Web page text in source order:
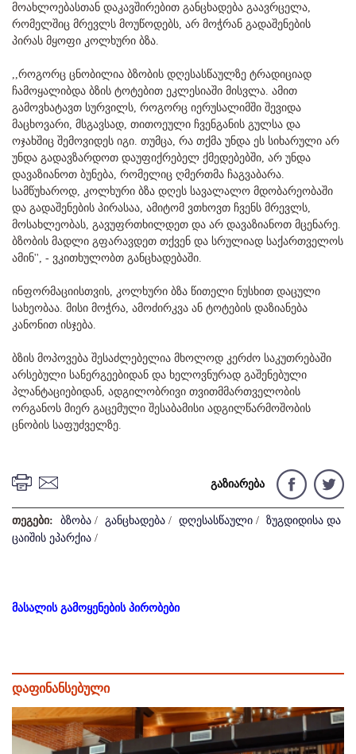
მოახლოებასთან დაკავშირებით განცხადება გაავრცელა,
რომელშიც მრევლს მოუწოდებს, არ მოჭრან გადაშენების
პირას მყოფი კოლხური ბზა.
,,როგორც ცნობილია ბზობის დღესასწაულზე ტრადიციად
ჩამოყალიბდა ბზის ტოტებით ეკლესიაში მისვლა. ამით
გამოვხატავთ სურვილს, როგორც იერუსალიმში შევიდა
მაცხოვარი, მსგავსად, თითოეული ჩვენგანის გულსა და
ოჯახშიც შემოვიდეს იგი. თუმცა, რა თქმა უნდა ეს სიხარული არ
უნდა გადავზარდოთ დაუფიქრებელ ქმედებებში, არ უნდა
დავაზიანოთ ბუნება, რომელიც ღმერთმა ჩაგვაბარა.
სამწუხაროდ, კოლხური ბზა დღეს სავალალო მდობარეობაში
და გადაშენების პირასაა, ამიტომ ვთხოვთ ჩვენს მრევლს,
მოსახლეობას, გავუფრთხილდეთ და არ დავაზიანოთ მცენარე.
ბზობის მადლი გფარავდეთ თქვენ და სრულიად საქართველოს
ამინ'', - ვკითხულობთ განცხადებაში.
ინფორმაციისთვის, კოლხური ბზა წითელი ნუსხით დაცული
სახეობაა. მისი მოჭრა, ამოძირკვა ან ტოტების დაზიანება
კანონით ისჯება.
ბზის მოპოვება შესაძლებელია მხოლოდ კერძო საკუთრებაში
არსებული სანერგეებიდან და ხელოვნურად გაშენებული
პლანტაციებიდან, ადგილობრივი თვითმმართველობის
ორგანოს მიერ გაცემული შესაბამისი ადგილწარმოშობის
ცნობის საფუძველზე.
გაზიარება
თეგები: ბზობა / განცხადება / დღესასწაული / ზუგდიდისა და
ცაიშის ეპარქია /
მასალის გამოყენების პირობები
დაფინანსებული